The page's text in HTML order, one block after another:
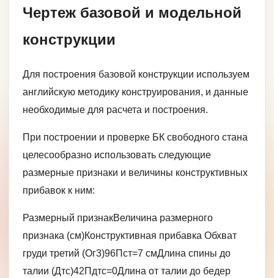
Чертеж базовой и модельной
конструкции
Для построения базовой конструкции используем
английскую методику конструирования, и данные
необходимые для расчета и построения.
При построении и проверке БК свободного стана
целесообразно использовать следующие
размерные признаки и величины конструктивных
прибавок к ним:
Размерный признакВеличина размерного
признака (см)Конструктивная прибавка Обхват
груди третий (Ог3)96Пст=7 смДлина спины до
талии (Дтс)42Пдтс=0Длина от талии до бедер